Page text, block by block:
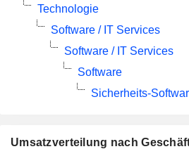
Umsatzverteilung nach
Technologie
Software / IT Services
Software / IT Services
Software
Sicherheits-